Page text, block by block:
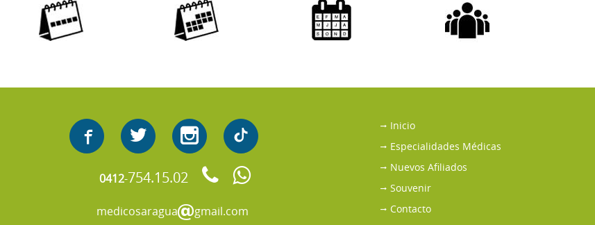
0412-754.15.02
medicosaraguagmail.com
Inicio
Especialidades Médicas
Nuevos Afiliados
Souvenir
Contacto